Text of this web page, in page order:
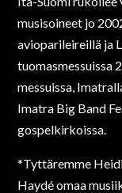
musisoineet jo
avioparileireillä ja
tuomasmessuissa
messuissa,
Imatra Big Band
gospelkirkoissa.
*Tyttäremme
Haydé omaa